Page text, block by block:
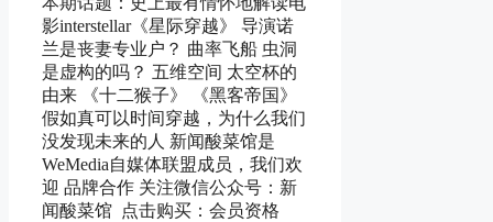
影interstellar《星际穿越》 导演诺
兰是丧妻专业户？ 曲率飞船 虫洞
是虚构的吗？ 五维空间 太空杯的
由来 《十二猴子》 《黑客帝国》
假如真可以时间穿越，为什么我们
没发现未来的人 新闻酸菜馆是
WeMedia自媒体联盟成员，我们欢
迎 品牌合作 关注微信公众号：新
闻酸菜馆 点击购买：会员资格